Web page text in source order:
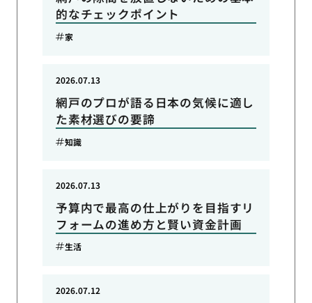
的なチェックポイント
家
網戸のプロが語る日本の気候に適し
た素材選びの要諦
2026.07.13
知識
予算内で最高の仕上がりを目指すリ
フォームの進め方と賢い資金計画
2026.07.13
生活
2026.07.12